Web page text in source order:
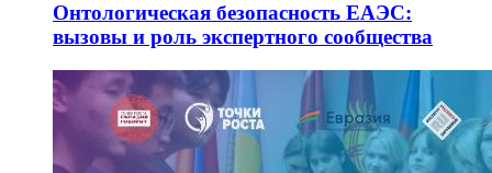
Онтологическая безопасность ЕАЭС:
вызовы и роль экспертного сообщества